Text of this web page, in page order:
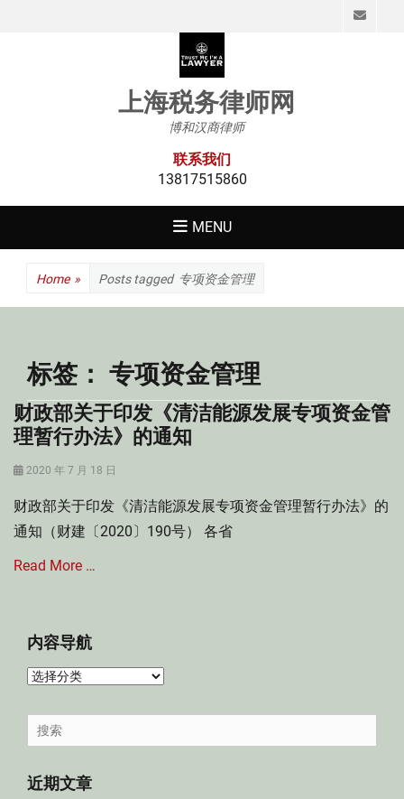
上海税务律师网
博和汉商律师
联系我们
13817515860
MENU
Home » Posts tagged 专项资金管理
标签： 专项资金管理
财政部关于印发《清洁能源发展专项资金管
理暂行办法》的通知
Posted
2020 年 7 月 18 日
财政部关于印发《清洁能源发展专项资金管理暂行办法》的
通知（财建〔2020〕190号） 各省
Read More …
内容导航
内
导
航
Search
for:
近期文章